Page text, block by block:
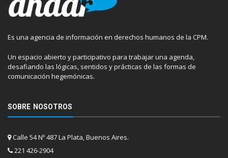
Es una agencia de información en derechos humanos de la CPM.
Un espacio abierto y participativo para trabajar una agenda,
desafiando las lógicas, sentidos y prácticas de las formas de
comunicación hegemónicas.
SOBRE NOSOTROS
Calle 54 Nº 487 La Plata, Buenos Aires.
221 426-2904